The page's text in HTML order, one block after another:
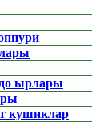
ырлары
кушиклар